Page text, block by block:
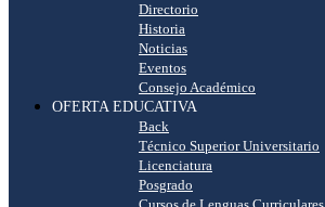
Directorio
Historia
Noticias
Eventos
Consejo Académico
OFERTA EDUCATIVA
Back
Técnico Superior Universitario
Licenciatura
Posgrado